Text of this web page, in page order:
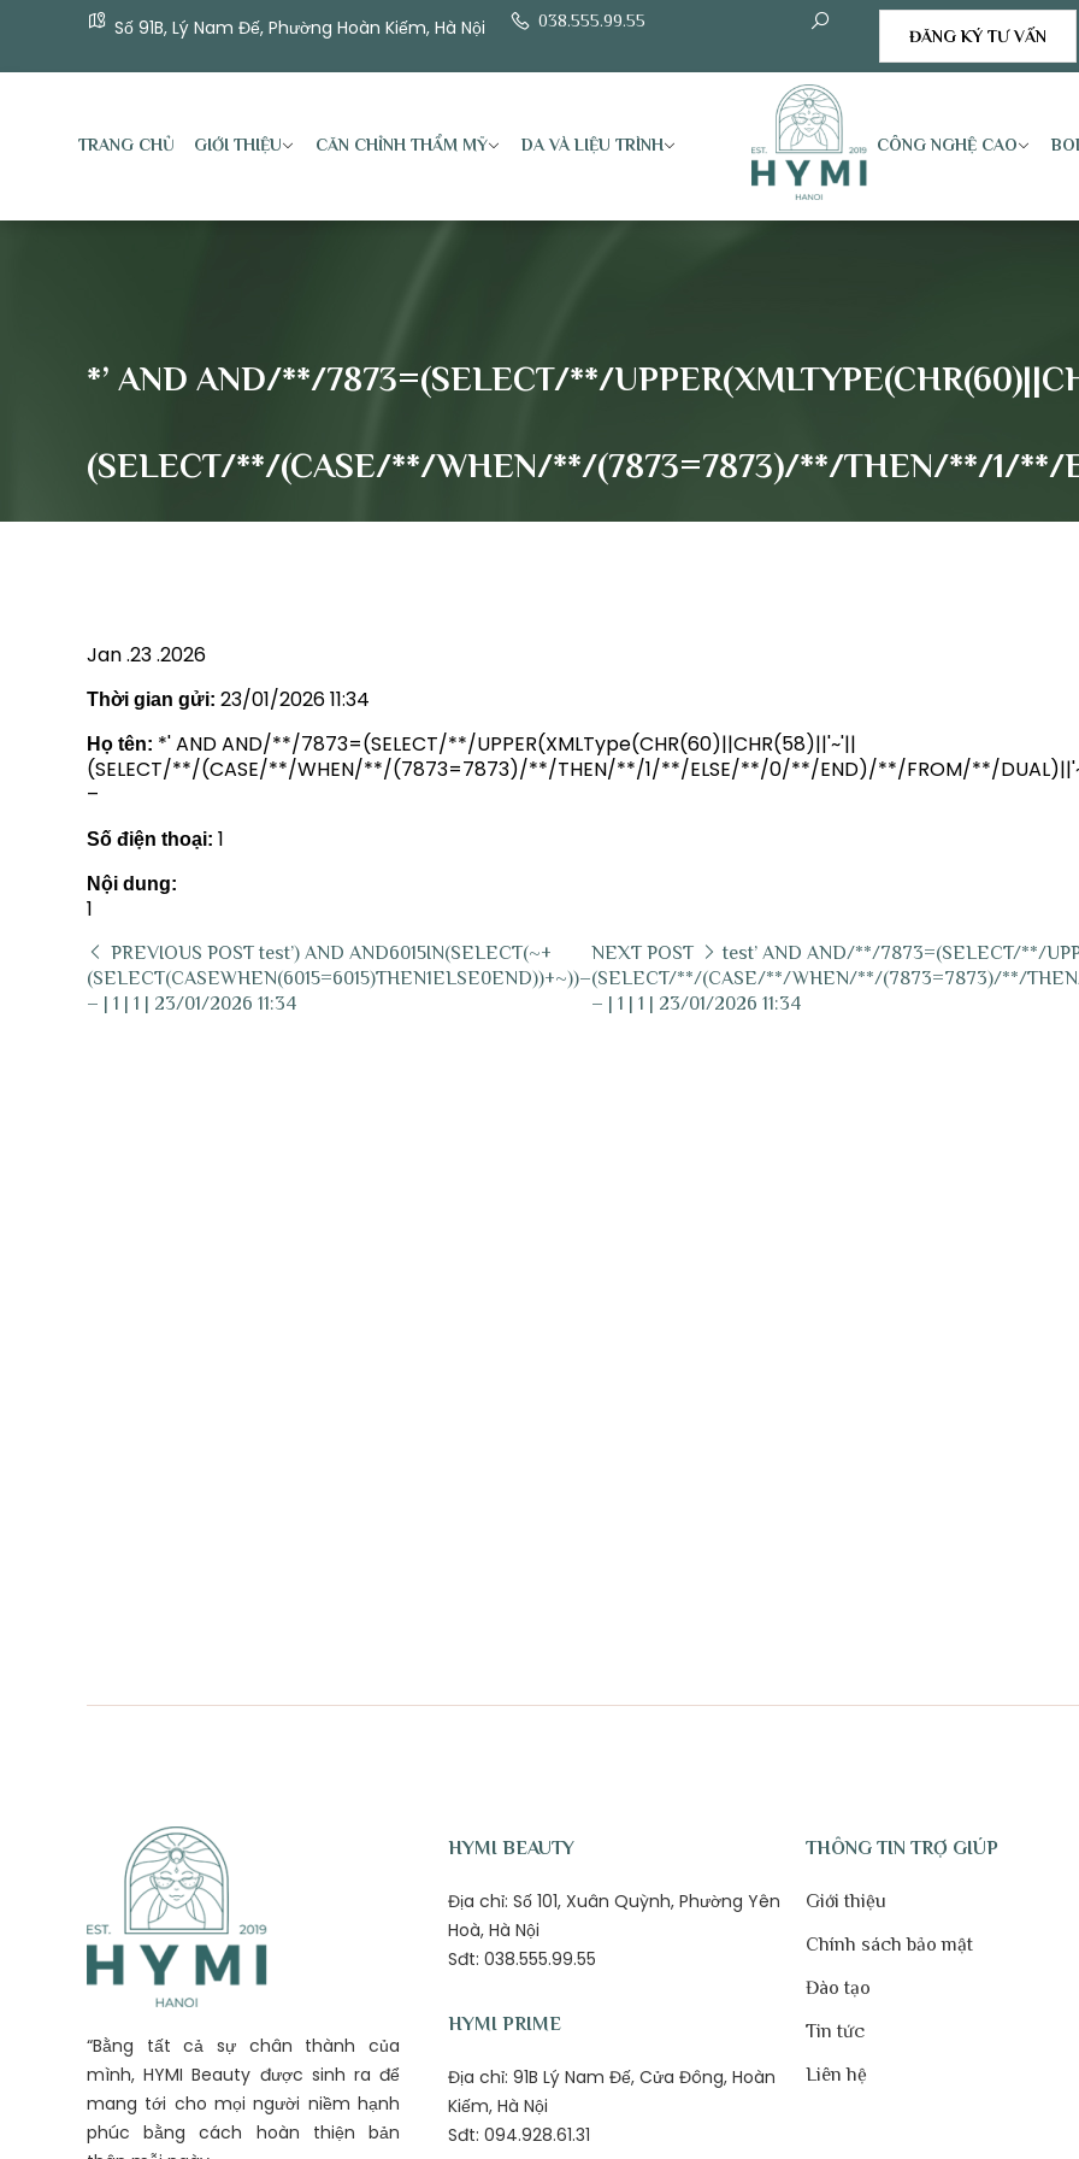
Số 91B, Lý Nam Đế, Phường Hoàn Kiếm, Hà Nội
038.555.99.55
ĐĂNG KÝ TƯ VẤN
TRANG CHỦ GIỚI THIỆU CĂN CHỈNH THẨM MỸ DA VÀ LIỆU TRÌNH CÔNG NGHỆ CAO
*’ AND AND/**/7873=(SELECT/**/
(SELECT/**/(CASE/**/WHEN/**/(7873=7873)/**/THEN/**/1/
Jan .23 .2026
Thời gian gửi: 23/01/2026 11:34
Họ tên: *' AND AND/**/7873=(SELECT/**/UPPER(XMLType(CHR(60)||CHR(58)||'~'||
(SELECT/**/(CASE/**/WHEN/**/(7873=7873)/**/THEN/**/1/**/ELSE/**/0/**/END)/**/FROM/**/
–
Số điện thoại: 1
Nội dung:
1
PREVIOUS POST test’) AND AND6015IN(SELECT(~+
(SELECT(CASEWHEN(6015=6015)THEN1ELSE0END))+~))–
– | 1 | 1 | 23/01/2026 11:34
NEXT POST
test’ AND AND/**/7873=(SELECT/**/
(SELECT/**/(CASE/**/WHEN/**/(7873=7873)/**/
– | 1 | 1 | 23/01/2026 11:34
“Bằng tất cả sự chân thành của
mình, HYMI Beauty được sinh ra để
mang tới cho mọi người niềm hạnh
phúc bằng cách hoàn thiện bản
HYMI BEAUTY
Địa chỉ: Số 101, Xuân Quỳnh, Phường Yên
Hoà, Hà Nội
Sđt: 038.555.99.55
HYMI PRIME
Địa chỉ: 91B Lý Nam Đế, Cửa Đông, Hoàn
Kiếm, Hà Nội
Sđt: 094.928.61.31
THÔNG TIN TRỢ GIÚP
Giới thiệu
Chính sách bảo mật
Đào tạo
Tin tức
Liên hệ